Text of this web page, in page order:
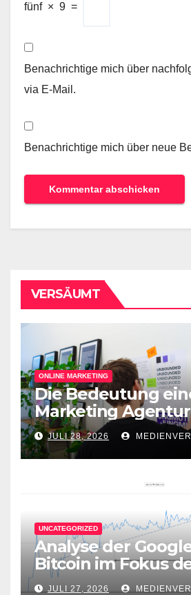
fünf × 9 =
Benachrichtige mich über
via E-Mail.
Benachrichtige mich über neue
VERSÄUMT
ONLINE MARKETING
Die Bedeutung
Marketing
Online-Erfolg
JULI 28, 2026
UNCATEGORIZED
Analyse der
Bitcoin im Fokus
Aufmerksamkeit
JULI 27, 2026